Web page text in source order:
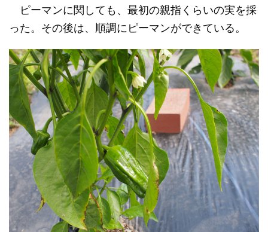
ピーマンに関しても、最初の親指くらいの実を採
った。その後は、順調にピーマンができている。